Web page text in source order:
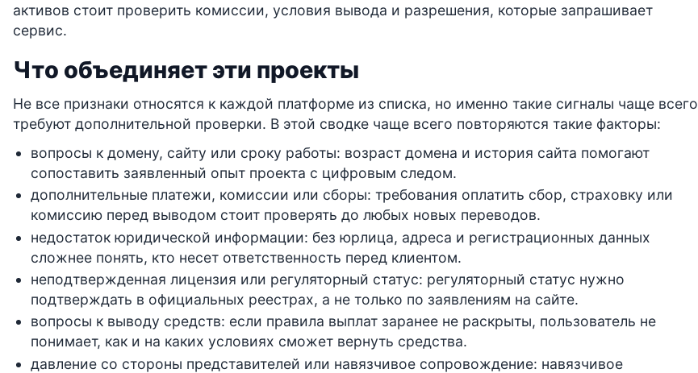
активов стоит проверить комиссии, условия вывода и разрешения, которые запрашивает
сервис.
Что объединяет эти проекты
Не все признаки относятся к каждой платформе из списка, но именно такие сигналы чаще всего
требуют дополнительной проверки. В этой сводке чаще всего повторяются такие факторы:
вопросы к домену, сайту или сроку работы: возраст домена и история сайта помогают
сопоставить заявленный опыт проекта с цифровым следом.
дополнительные платежи, комиссии или сборы: требования оплатить сбор, страховку или
комиссию перед выводом стоит проверять до любых новых переводов.
недостаток юридической информации: без юрлица, адреса и регистрационных данных
сложнее понять, кто несет ответственность перед клиентом.
неподтвержденная лицензия или регуляторный статус: регуляторный статус нужно
подтверждать в официальных реестрах, а не только по заявлениям на сайте.
вопросы к выводу средств: если правила выплат заранее не раскрыты, пользователь не
понимает, как и на каких условиях сможет вернуть средства.
давление со стороны представителей или навязчивое сопровождение: навязчивое